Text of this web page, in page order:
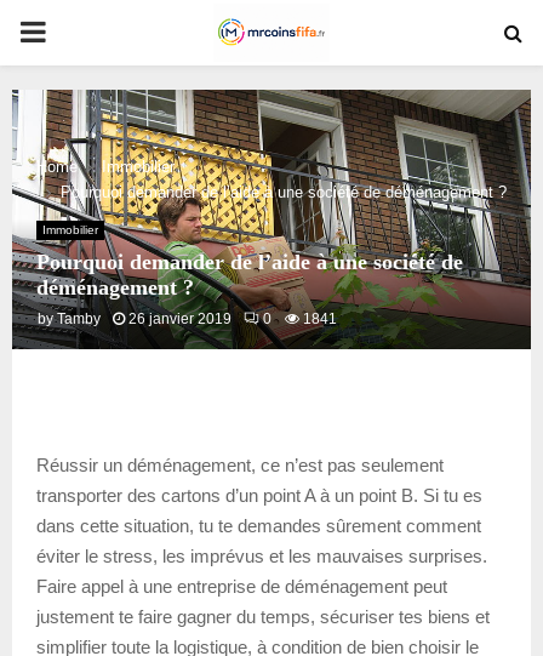
PRIMARY
MENU
Home
Immobilier
Pourquoi demander de l’aide à une société de déménagement ?
Immobilier
Pourquoi demander de l’aide à une société de
déménagement ?
byTamby 26 janvier 2019 0 1841
Réussir un déménagement, ce n’est pas seulement
transporter des cartons d’un point A à un point B. Si tu es
dans cette situation, tu te demandes sûrement comment
éviter le stress, les imprévus et les mauvaises surprises.
Faire appel à une entreprise de déménagement peut
justement te faire gagner du temps, sécuriser tes biens et
simplifier toute la logistique, à condition de bien choisir le